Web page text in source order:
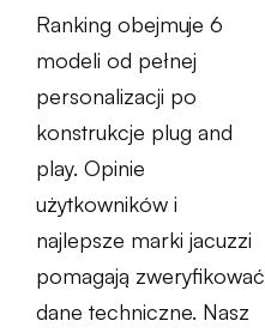
Ranking obejmuje 6
modeli od pełnej
personalizacji po
konstrukcje plug and
play. Opinie
użytkowników i
najlepsze marki jacuzzi
pomagają zweryfikować
dane techniczne. Nasz